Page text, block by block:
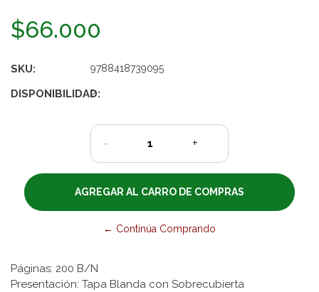
$66.000
SKU: 9788418739095
DISPONIBILIDAD:
2
- +
← Continúa Comprando
Páginas: 200 B/N
Presentación: Tapa Blanda con Sobrecubierta